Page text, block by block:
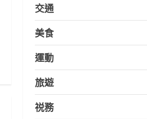
交通
美食
運動
旅遊
祱務